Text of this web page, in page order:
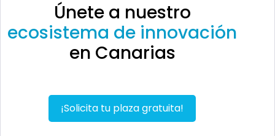
Únete a nuestro
ecosistema de innovación
en Canarias
¡Solicita tu plaza gratuita!